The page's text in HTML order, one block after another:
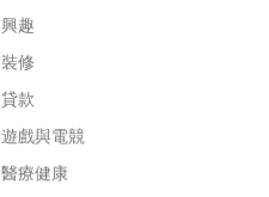
興趣
裝修
貸款
遊戲與電競
醫療健康